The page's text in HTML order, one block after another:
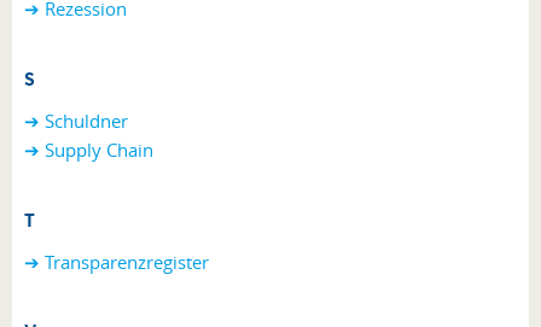
➔ Rezession
S
➔ Schuldner
➔ Supply Chain
T
➔ Transparenzregister